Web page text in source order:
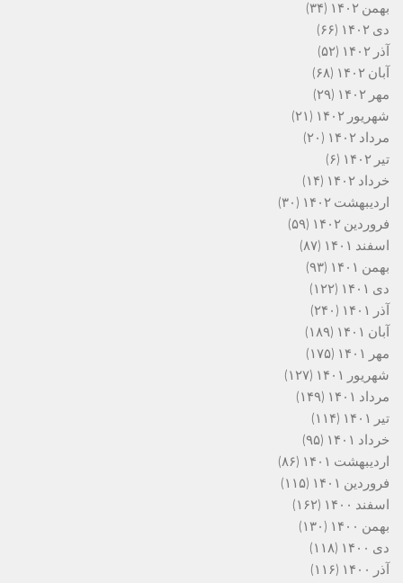
بهمن ۱۴۰۲
(۳۴)
دی ۱۴۰۲
(۶۶)
آذر ۱۴۰۲
(۵۲)
آبان ۱۴۰۲
(۶۸)
مهر ۱۴۰۲
(۲۹)
شهریور ۱۴۰۲
(۲۱)
مرداد ۱۴۰۲
(۲۰)
تیر ۱۴۰۲
(۶)
خرداد ۱۴۰۲
(۱۴)
اردیبهشت ۱۴۰۲
(۳۰)
فروردین ۱۴۰۲
(۵۹)
اسفند ۱۴۰۱
(۸۷)
بهمن ۱۴۰۱
(۹۳)
دی ۱۴۰۱
(۱۲۲)
آذر ۱۴۰۱
(۲۴۰)
آبان ۱۴۰۱
(۱۸۹)
مهر ۱۴۰۱
(۱۷۵)
شهریور ۱۴۰۱
(۱۲۷)
مرداد ۱۴۰۱
(۱۴۹)
تیر ۱۴۰۱
(۱۱۴)
خرداد ۱۴۰۱
(۹۵)
اردیبهشت ۱۴۰۱
(۸۶)
فروردین ۱۴۰۱
(۱۱۵)
اسفند ۱۴۰۰
(۱۶۲)
بهمن ۱۴۰۰
(۱۳۰)
دی ۱۴۰۰
(۱۱۸)
آذر ۱۴۰۰
(۱۱۶)